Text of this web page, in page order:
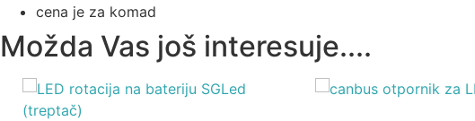
cena je za komad
Možda Vas još interesuje....